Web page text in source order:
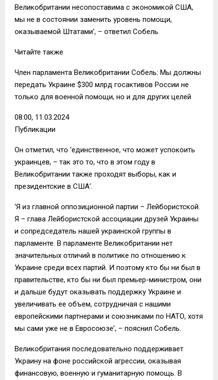
Великобритании несопоставима с экономикой США,
мы не в состоянии заменить уровень помощи,
оказываемой Штатами’, – ответил Собель.
Читайте также
Член парламента Великобритании Собель: Мы должны
передать Украине $300 млрд госактивов России не
только для военной помощи, но и для других целей
08:00, 11.03.2024
Публикации
Он отметил, что ‘единственное, что может успокоить
украинцев, – так это то, что в этом году в
Великобритании также проходят выборы, как и
президентские в США’.
‘Я из главной оппозиционной партии – Лейбористской.
Я – глава Лейбористской ассоциации друзей Украины
и сопредседатель нашей украинской группы в
парламенте. В парламенте Великобритании нет
значительных отличий в политике по отношению к
Украине среди всех партий. И поэтому кто бы ни был в
правительстве, кто бы ни был премьер-министром, они
и дальше будут оказывать поддержку Украине и
увеличивать ее объем, сотрудничая с нашими
европейскими партнерами и союзниками по НАТО, хотя
мы сами уже не в Евросоюзе’, – пояснил Собель.
Великобритания последовательно поддерживает
Украину на фоне российской агрессии, оказывая
финансовую, военную и гуманитарную помощь. В